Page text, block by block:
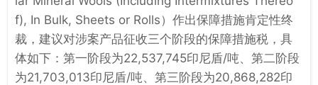
f), In Bulk, Sheets or Rolls）作出保障措施肯定性终
裁，建议对涉案产品征收三个阶段的保障措施税，具
体如下：第一阶段为22,537,745印尼盾/吨、第二阶段
为21,703,013印尼盾/吨、第三阶段为20,868,282印